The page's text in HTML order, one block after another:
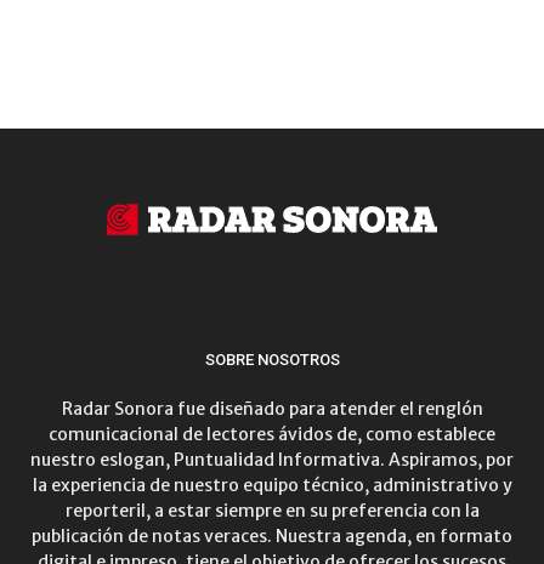
SOBRE NOSOTROS
Radar Sonora fue diseñado para atender el renglón
comunicacional de lectores ávidos de, como establece
nuestro eslogan, Puntualidad Informativa. Aspiramos, por
la experiencia de nuestro equipo técnico, administrativo y
reporteril, a estar siempre en su preferencia con la
publicación de notas veraces. Nuestra agenda, en formato